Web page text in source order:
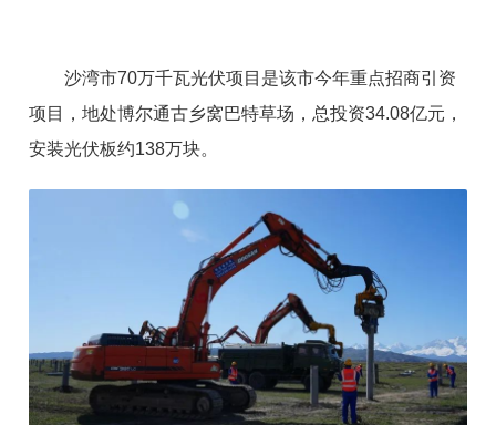
沙湾市70万千瓦光伏项目是该市今年重点招商引资
项目，地处博尔通古乡窝巴特草场，总投资34.08亿元，
安装光伏板约138万块。